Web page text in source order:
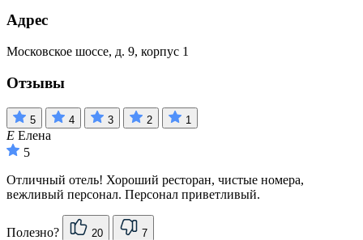
Адрес
Московское шоссе, д. 9, корпус 1
Отзывы
5 4 3 2 1
Е Елена
5
Отличный отель! Хороший ресторан, чистые номера,
вежливый персонал. Персонал приветливый.
Полезно? 20 7